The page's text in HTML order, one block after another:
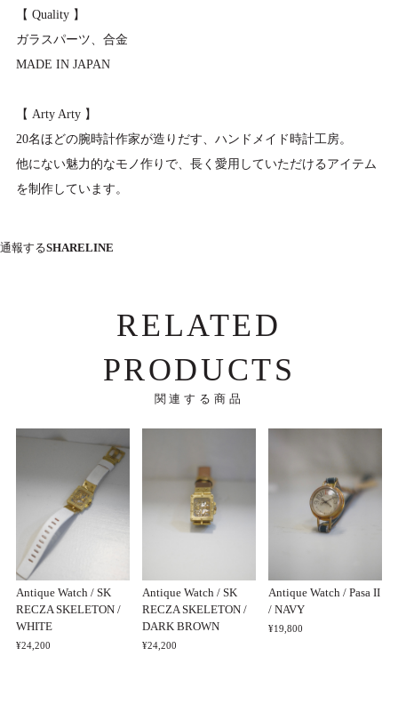
【 Quality 】
ガラスパーツ、合金
MADE IN JAPAN
【 Arty Arty 】
20名ほどの腕時計作家が造りだす、ハンドメイド時計工房。
他にない魅力的なモノ作りで、長く愛用していただけるアイテム
を制作しています。
通報するSHARELINE
RELATED
PRODUCTS
関連する商品
Antique Watch / SK
RECZA SKELETON /
WHITE
¥24,200
Antique Watch / SK
RECZA SKELETON /
DARK BROWN
¥24,200
Antique Watch / Pasa II
/ NAVY
¥19,800